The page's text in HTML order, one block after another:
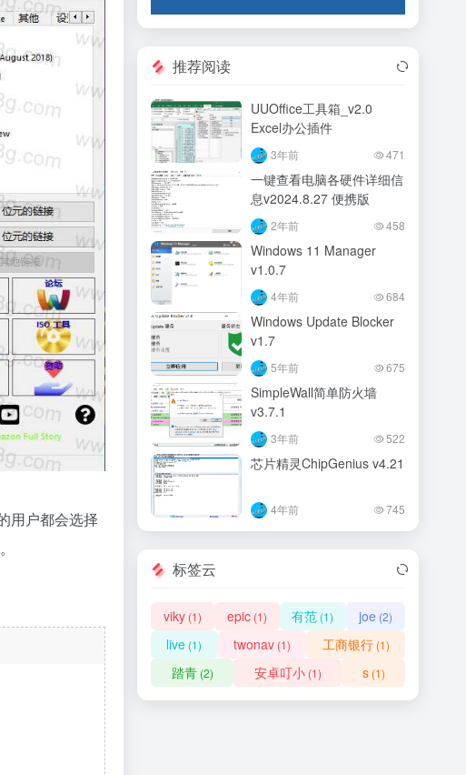
用户都会选择
推荐阅读
UUOffice工具箱_v2.0
Excel办公插件
3年前 471
一键查看电脑各硬件详细信
息v2024.8.27 便携版
2年前 458
Windows 11 Manager
v1.0.7
4年前 684
Windows Update Blocker
v1.7
5年前 675
SimpleWall简单防火墙
v3.7.1
3年前 522
芯片精灵ChipGenius v4.21
4年前 745
标签云
viky(1) epic(1) 有范 (1) joe (2)
live (1) twonav (1) 工商银行(1)
踏青(2) 安卓叮小(1) s(1)